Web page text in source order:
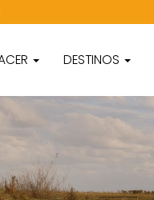
DESTINOS